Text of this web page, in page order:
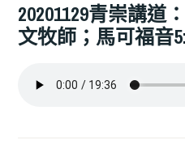
20201129青崇講道
文牧師；馬可福音